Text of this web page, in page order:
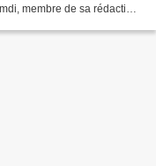
membre de sa rédaction.